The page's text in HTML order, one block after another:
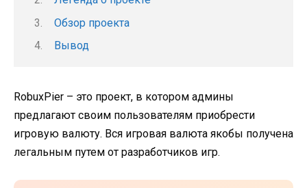
Обзор проекта
Вывод
RobuxPier – это проект, в котором админы
предлагают своим пользователям приобрести
игровую валюту. Вся игровая валюта якобы получена
легальным путем от разработчиков игр.